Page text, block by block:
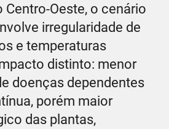
Centro-Oeste, o cenário
irregularidade de
e temperaturas
distinto: menor
doenças dependentes
porém maior
das plantas,